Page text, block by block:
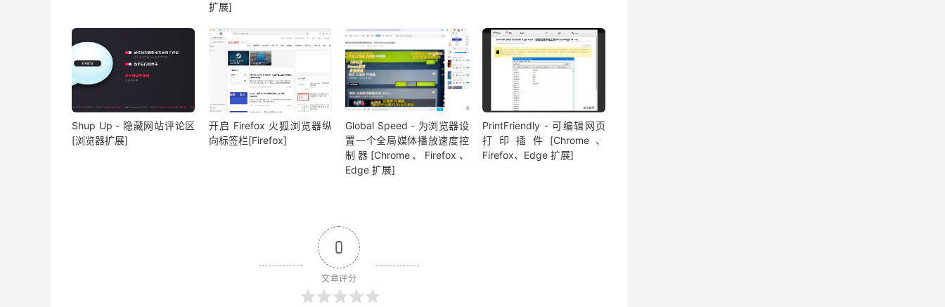
扩展]
Shup Up - 隐藏网站评论区
[浏览器扩展]
开启 Firefox 火狐浏览器纵
向标签栏[Firefox]
Global Speed - 为浏览器设
置一个全局媒体播放速度控
制器[Chrome、Firefox、
Edge 扩展]
PrintFriendly - 可编辑网页
打印插件[Chrome、
Firefox、Edge 扩展]
0
文章评分